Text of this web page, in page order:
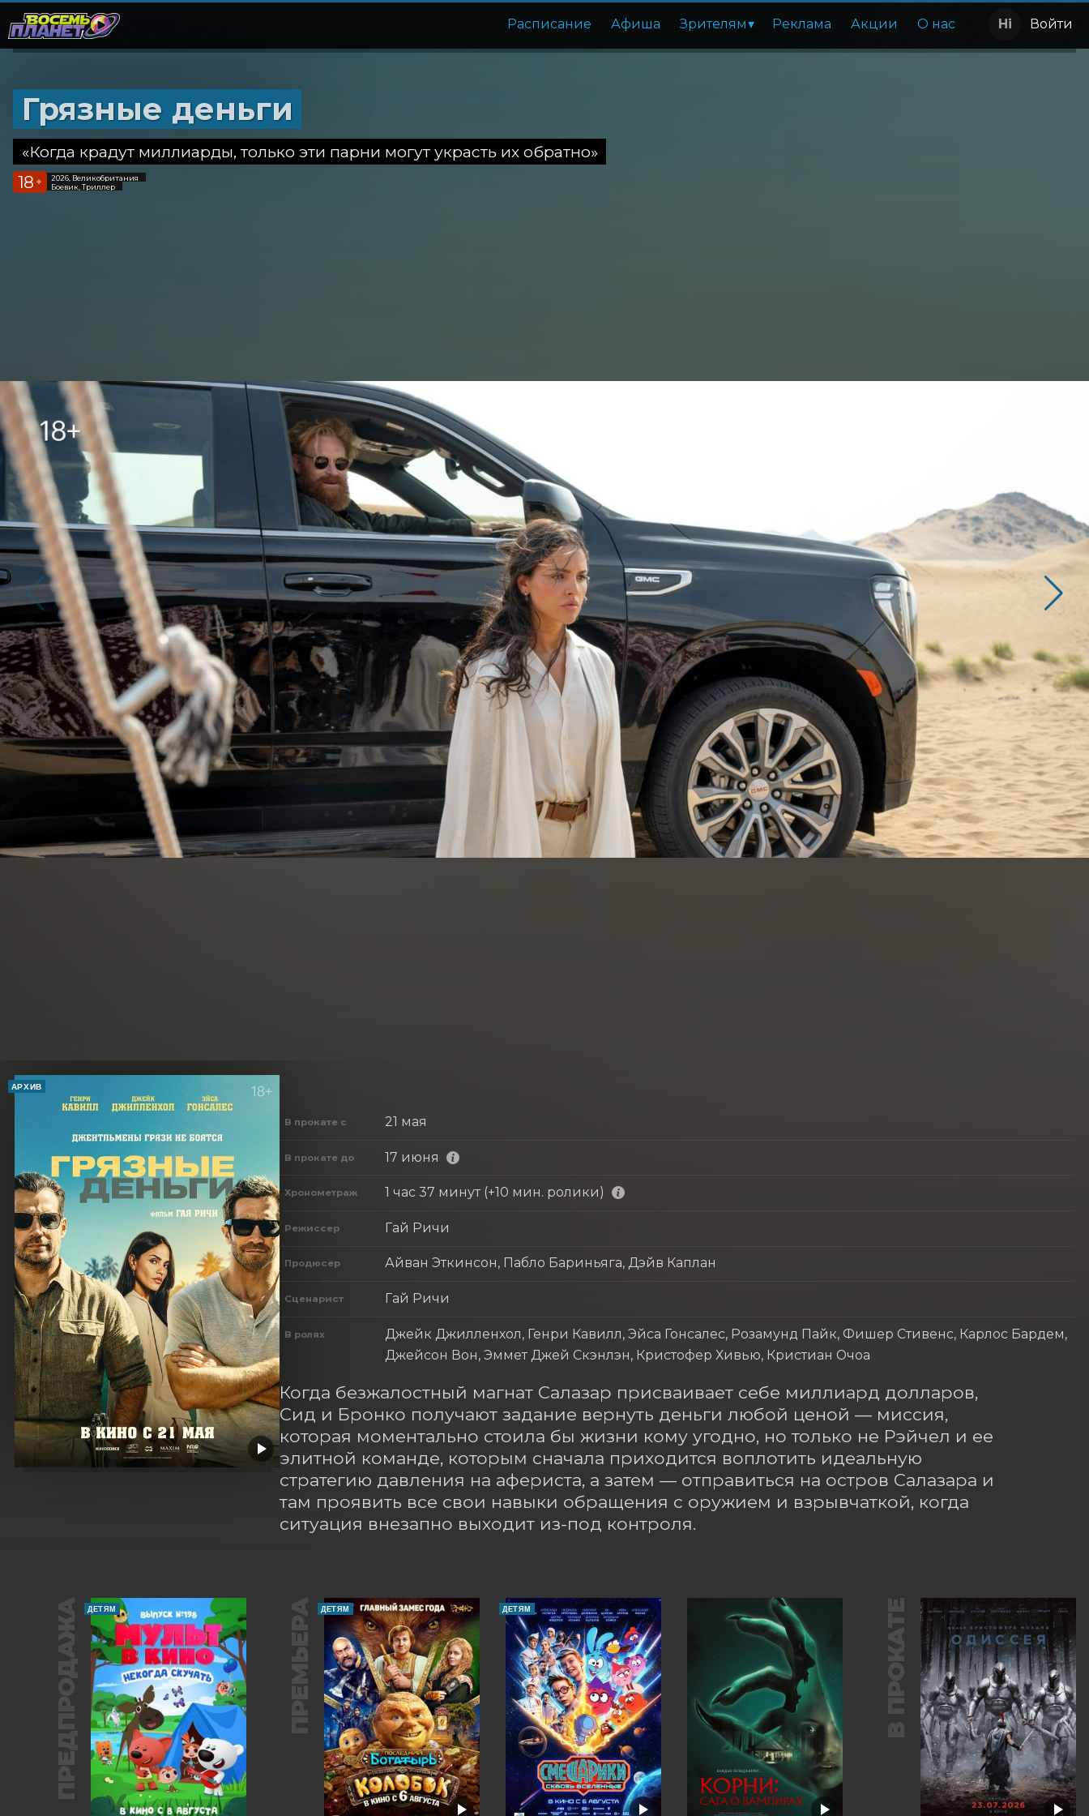
Расписание Афиша Зрителям Реклама Акции О нас Войти
Грязные деньги
«Когда крадут миллиарды, только эти парни могут украсть их обратно»
18 +
2026, Великобритания
Боевик, Триллер
АРХИВ
В прокате с 21 мая
В прокате до 17 июня
Хронометраж 1 час 37 минут (+10 мин. ролики)
Режиссер Гай Ричи
Продюсер Айван Эткинсон, Пабло Бариньяга, Дэйв Каплан
Сценарист Гай Ричи
В ролях
Джейк Джилленхол, Генри Кавилл, Эйса Гонсалес, Розамунд Пайк, Фишер Стивенс, Карлос Бардем,
Джейсон Вон, Эммет Джей Скэнлэн, Кристофер Хивью, Кристиан Очоа
Когда безжалостный магнат Салазар присваивает себе миллиард долларов,
Сид и Бронко получают задание вернуть деньги любой ценой — миссия,
которая моментально стоила бы жизни кому угодно, но только не Рэйчел и ее
элитной команде, которым сначала приходится воплотить идеальную
стратегию давления на афериста, а затем — отправиться на остров Салазара и
там проявить все свои навыки обращения с оружием и взрывчаткой, когда
ситуация внезапно выходит из-под контроля.
ПРЕДПРОДАЖА ДЕТЯМ ПРЕМЬЕРА ДЕТЯМ ДЕТЯМ В ПРОКАТЕ